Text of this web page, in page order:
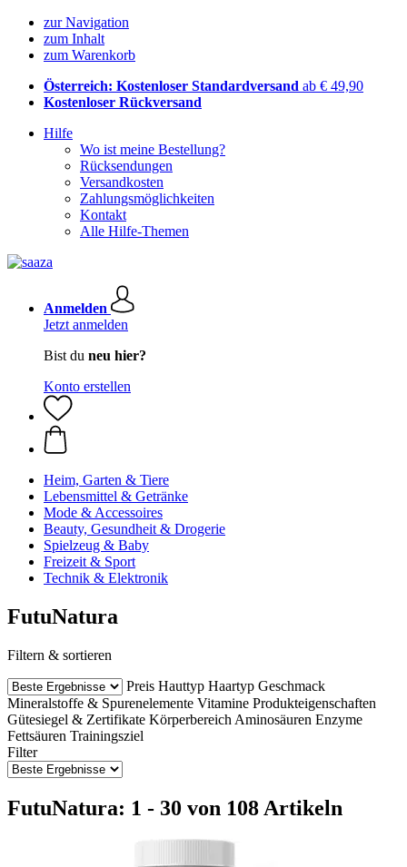
zur Navigation
zum Inhalt
zum Warenkorb
Österreich: Kostenloser Standardversand ab € 49,90
Kostenloser Rückversand
Hilfe
Wo ist meine Bestellung?
Rücksendungen
Versandkosten
Zahlungsmöglichkeiten
Kontakt
Alle Hilfe-Themen
Anmelden
Jetzt anmelden
Bist du neu hier?
Konto erstellen
Heim, Garten & Tiere
Lebensmittel & Getränke
Mode & Accessoires
Beauty, Gesundheit & Drogerie
Spielzeug & Baby
Freizeit & Sport
Technik & Elektronik
FutuNatura
Filtern & sortieren
Preis Hauttyp Haartyp Geschmack
Mineralstoffe & Spurenelemente Vitamine Produkteigenschaften
Gütesiegel & Zertifikate Körperbereich Aminosäuren Enzyme
Fettsäuren Trainingsziel
Filter
FutuNatura: 1 - 30 von 108 Artikeln